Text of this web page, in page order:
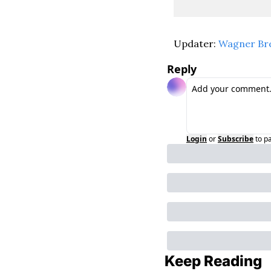
Updater: Wagner
Reply
Login orSubscribeto
Keep Reading